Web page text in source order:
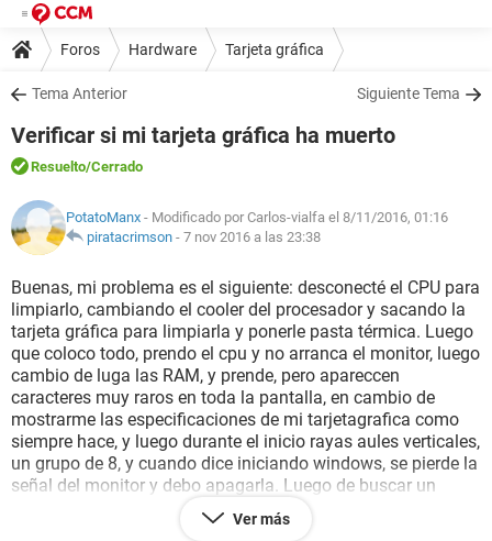
Foros Hardware Tarjeta gráfica
Tema Anterior Siguiente Tema
Verificar si mi tarjeta gráfica ha muerto
Resuelto/Cerrado
PotatoManx - Modificado por Carlos-vialfa el 8/11/2016, 01:16
piratacrimson - 7 nov 2016 a las 23:38
Buenas, mi problema es el siguiente: desconecté el CPU para
limpiarlo, cambiando el cooler del procesador y sacando la
tarjeta gráfica para limpiarla y ponerle pasta térmica. Luego
que coloco todo, prendo el cpu y no arranca el monitor, luego
cambio de luga las RAM, y prende, pero apareccen
caracteres muy raros en toda la pantalla, en cambio de
mostrarme las especificaciones de mi tarjetagrafica como
siempre hace, y luego durante el inicio rayas aules verticales,
un grupo de 8, y cuando dice iniciando windows, se pierde la
señal del monitor y debo apagarla. Luego de buscar un
poco, probe a quitar la grafica y poner el cable del monitor
en el integrado de la placa base, y desaparecieron las rayas
Ver más